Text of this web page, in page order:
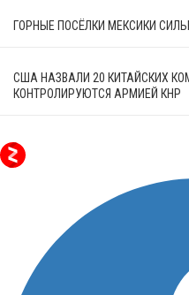
ГОРНЫЕ ПОСЁЛКИ МЕКСИКИ
США НАЗВАЛИ 20 КИТАЙСКИХ
КОНТРОЛИРУЮТСЯ АРМИЕЙ КНР